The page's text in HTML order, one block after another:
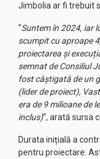
Jimbolia ar fi trebuit
“Suntem în 2024, iar
scumpit cu aproape
proiectarea și
semnat de Consiliul
fost câștigată de un
(lider de proiect),
era de 9 milioane de
inclus)“, arată sursa
Durata inițială a
pentru proiectare.